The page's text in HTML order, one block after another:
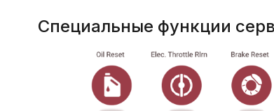
Специальные функции